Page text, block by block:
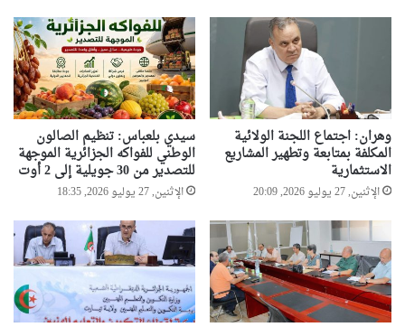
وهران: اجتماع اللجنة الولائية
المكلفة بمتابعة وتطهير المشاريع
الاستثمارية
الإثنين, 27 يوليو 2026, 20:09
سيدي بلعباس: تنظيم الصالون
الوطني للفواكه الجزائرية الموجهة
للتصدير من 30 جويلية إلى 2 أوت
الإثنين, 27 يوليو 2026, 18:35